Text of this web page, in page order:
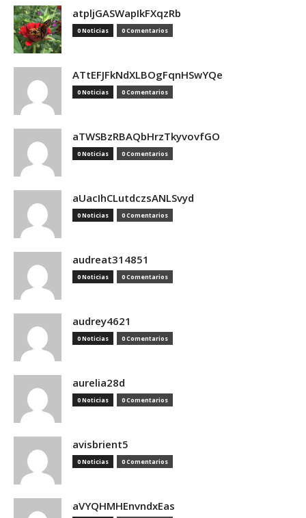
atpljGASWapIkFXqzRb
0 Noticias 0 Comentarios
ATtEFJFkNdXLBOgFqnHSwYQe
0 Noticias 0 Comentarios
aTWSBzRBAQbHrzTkyvovfGO
0 Noticias 0 Comentarios
aUacIhCLutdczsANLSvyd
0 Noticias 0 Comentarios
audreat314851
0 Noticias 0 Comentarios
audrey4621
0 Noticias 0 Comentarios
aurelia28d
0 Noticias 0 Comentarios
avisbrient5
0 Noticias 0 Comentarios
aVYQHMHEnvndxEas